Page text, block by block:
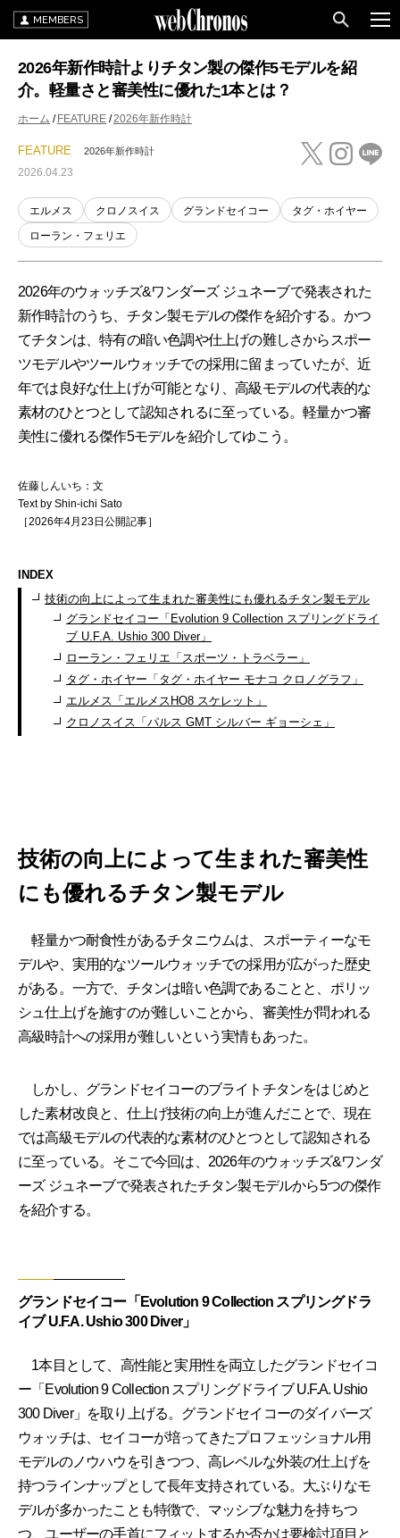
MEMBERS
2026年新作時計よりチタン製の傑作5モデルを紹
介。軽量さと審美性に優れた1本とは？
ホーム FEATURE 2026年新作時計
FEATURE 2026年新作時計
2026.04.23
エルメス クロノスイス グランドセイコー
タグ・ホイヤー
ローラン・フェリエ
2026年のウォッチズ&ワンダーズ ジュネーブで発表された
新作時計のうち、チタン製モデルの傑作を紹介する。かつ
てチタンは、特有の暗い色調や仕上げの難しさからスポー
ツモデルやツールウォッチでの採用に留まっていたが、近
年では良好な仕上げが可能となり、高級モデルの代表的な
素材のひとつとして認知されるに至っている。軽量かつ審
美性に優れる傑作5モデルを紹介してゆこう。
佐藤しんいち：文
Text by Shin-ichi Sato
［2026年4月23日公開記事］
INDEX
技術の向上によって生まれた審美性にも優れるチタン製モデル
グランドセイコー「Evolution 9 Collection スプリングドライ
ブ U.F.A. Ushio 300 Diver」
ローラン・フェリエ「スポーツ・トラベラー」
タグ・ホイヤー「タグ・ホイヤー モナコ クロノグラフ」
エルメス「エルメスHO8 スケレット」
クロノスイス「パルス GMT シルバー ギョーシェ」
技術の向上によって生まれた審美性
にも優れるチタン製モデル
軽量かつ耐食性があるチタニウムは、スポーティーなモ
デルや、実用的なツールウォッチでの採用が広がった歴史
がある。一方で、チタンは暗い色調であることと、ポリッ
シュ仕上げを施すのが難しいことから、審美性が問われる
高級時計への採用が難しいという実情もあった。
しかし、グランドセイコーのブライトチタンをはじめと
した素材改良と、仕上げ技術の向上が進んだことで、現在
では高級モデルの代表的な素材のひとつとして認知される
に至っている。そこで今回は、2026年のウォッチズ&ワンダ
ーズ ジュネーブで発表されたチタン製モデルから5つの傑作
を紹介する。
グランドセイコー「Evolution 9 Collection スプリングドラ
イブ U.F.A. Ushio 300 Diver」
1本目として、高性能と実用性を両立したグランドセイコ
ー「Evolution 9 Collection スプリングドライブ U.F.A. Ushio
300 Diver」を取り上げる。グランドセイコーのダイバーズ
ウォッチは、セイコーが培ってきたプロフェッショナル用
モデルのノウハウを引きつつ、高レベルな外装の仕上げを
持つラインナップとして長年支持されている。大ぶりなモ
デルが多かったことも特徴で、マッシブな魅力を持ちつ
つ、ユーザーの手首にフィットするか否かは要検討項目と